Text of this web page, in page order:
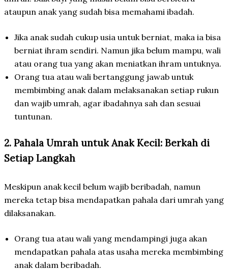
ataupun anak yang sudah bisa memahami ibadah.
Jika anak sudah cukup usia untuk berniat, maka ia bisa
berniat ihram sendiri. Namun jika belum mampu, wali
atau orang tua yang akan meniatkan ihram untuknya.
Orang tua atau wali bertanggung jawab untuk
membimbing anak dalam melaksanakan setiap rukun
dan wajib umrah, agar ibadahnya sah dan sesuai
tuntunan.
2. Pahala Umrah untuk Anak Kecil: Berkah di
Setiap Langkah
Meskipun anak kecil belum wajib beribadah, namun
mereka tetap bisa mendapatkan pahala dari umrah yang
dilaksanakan.
Orang tua atau wali yang mendampingi juga akan
mendapatkan pahala atas usaha mereka membimbing
anak dalam beribadah.